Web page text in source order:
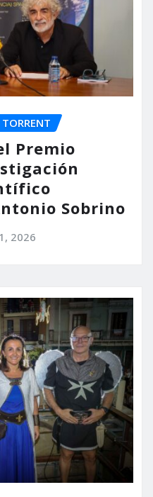
Premio
Sobrino
2026